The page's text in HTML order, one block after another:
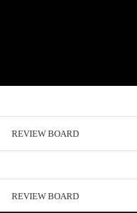
REVIEW BOARD
REVIEW BOARD